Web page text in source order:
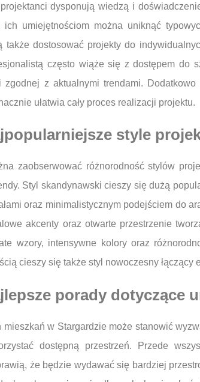
dysponują wiedzą i
ich umiejętnościom można uniknąć
także dostosować projekty do
często wiąże się z dostępem do
zgodnej z aktualnymi trendami.
ułatwia cały proces realizacji projektu.
style
zaobserwować różnorodność stylów
Styl skandynawski cieszy się dużą
oraz minimalistycznym podejściem do
akcenty oraz otwarte przestrzenie
wzory, intensywne kolory oraz
cieszy się także styl nowoczesny łączący
porady dotyczące
mieszkań w Stargardzie może stanowić
dostępną przestrzeń. Przede
że będzie wydawać się bardziej